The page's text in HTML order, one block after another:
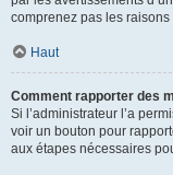
comprenez pas les
Haut
Comment rapporter des
Si l’administrateur l’a
voir un bouton pour
aux étapes nécessaires